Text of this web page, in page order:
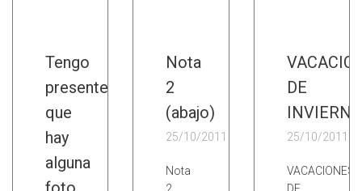
Tengo
presente
que
hay
alguna
Nota
2
(abajo)
25/10/2011
Nota
DE
INVIERNO
25/10/2011
VACACIONES